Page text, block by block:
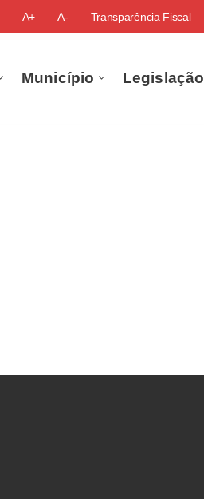
A+ A- Transparência Fiscal
Município Legislação